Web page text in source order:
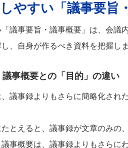
やすい「議事要旨
議事要旨・議事概要」は、会議
、自身が作るべき資料を把握しま
事概要との「目的」の違い
議事録よりもさらに簡略化され
とえると、議事録が文章のみの
事概要は、議事録よりもさらに